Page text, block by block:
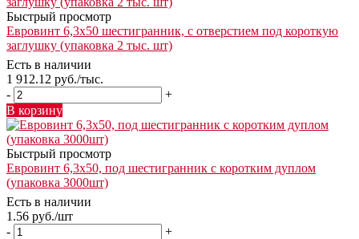
Быстрый просмотр
Евровинт 6,3х50 шестигранник, с отверстием под короткую
заглушку (упаковка 2 тыс. шт)
Есть в наличии
1 912.12 руб./тыс.
-
+
В корзину
Быстрый просмотр
Евровинт 6,3х50, под шестигранник с коротким дуплом
(упаковка 3000шт)
Есть в наличии
1.56 руб./шт
-
+